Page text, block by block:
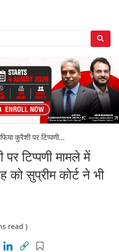
कुरैशी पर टिप्पणी...
टिप्पणी मामले में
को सुप्रीम कोर्ट ने भी
read )